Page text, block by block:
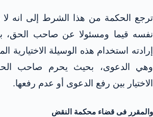
ترجع الحكمة من هذا الشرط إلى انه
نفسه قيما ومسئولا عن صاحب الحق،
إرادته استخدام هذه الوسيلة
وهي الدعوى، بحيث يحرم صاحب
الاختيار بين رفع الدعوى أو عدم رفعها.
والمقرر فى قضاء محكمة النقض